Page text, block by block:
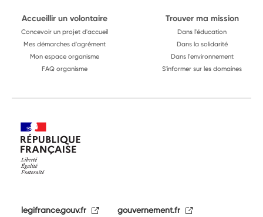
Accueillir un volontaire
Concevoir un projet d'accueil
Mes démarches d'agrément
Mon espace organisme
FAQ organisme
Trouver ma mission
Dans l'éducation
Dans la solidarité
Dans l'environnement
S'informer sur les domaines
legifrance.gouv.fr gouvernement.fr